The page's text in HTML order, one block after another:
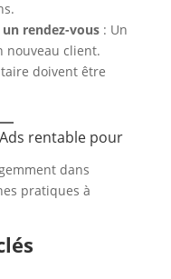
rendez-vous: Un
nouveau client.
doivent être
rentable pour
dans
pratiques à